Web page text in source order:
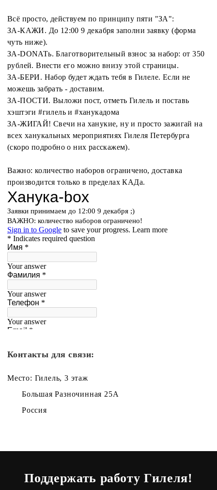
Всё просто, действуем по принципу пяти "ЗА":
ЗА-КАЖИ. До 12:00 9 декабря заполни заявку (форма
чуть ниже).
ЗА-DONATь. Благотворительный взнос за набор: от 350
рублей. Внести его можно внизу этой страницы.
ЗА-БЕРИ. Набор будет ждать тебя в Гилеле. Если не
можешь забрать - доставим.
ЗА-ПОСТИ. Выложи пост, отметь Гилель и поставь
хэштэги #гилель и #ханукадома
ЗА-ЖИГАЙ! Свечи на ханукие, ну и просто зажигай на
всех ханукальных мероприятиях Гилеля Петербурга
(скоро подробно о них расскажем).
Важно: количество наборов ограничено, доставка
производится только в пределах КАДа.
Контакты для связи:
Место: Гилель, 3 этаж
Большая Разночинная 25А
Россия
Поддержать работу Гилеля!